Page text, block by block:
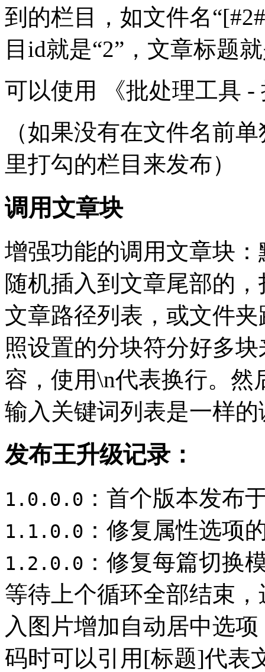
到的栏目，如文件名
目id就是“2”，文章标题
可以使用 《批处理工具
（如果没有在文件名前
里打勾的栏目来发布）
调用文章块
增强功能的调用文章块
随机插入到文章尾部的
文章路径列表，或文件
照设置的分块符分好多
容，使用\n代表换行。
输入关键词列表是一样
发布王升级记录：
1.0.0.0 ：首个版本发布
1.1.0.0 ：修复属性选项
1.2.0.0 ：修复每篇切换
等待上个循环全部结束
入图片增加自动居中选
码时可以引用[标题]代表